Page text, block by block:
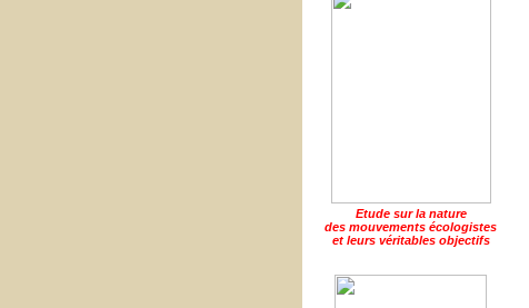
Etude sur la nature
des mouvements écologistes
et leurs véritables objectifs